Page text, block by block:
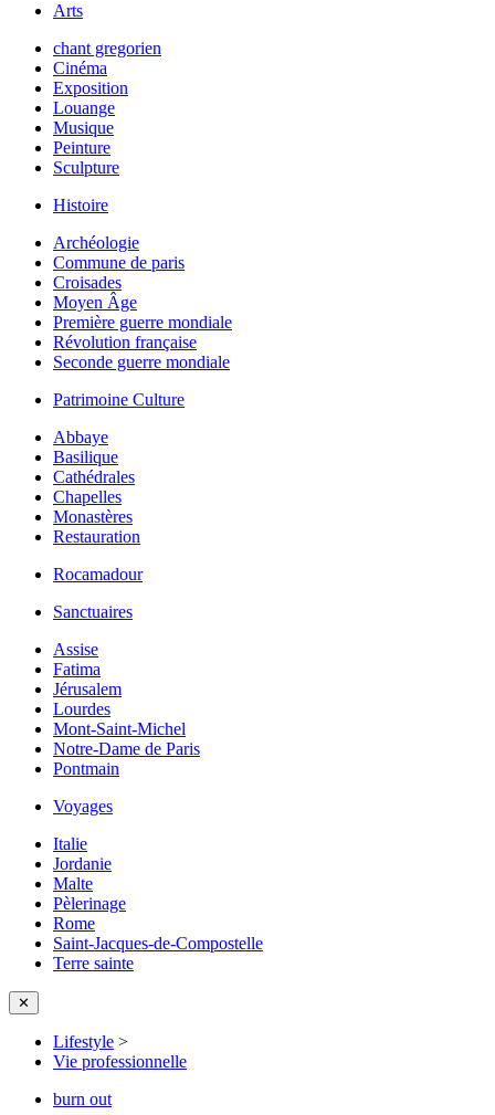
Arts
chant gregorien
Cinéma
Exposition
Louange
Musique
Peinture
Sculpture
Histoire
Archéologie
Commune de paris
Croisades
Moyen Âge
Première guerre mondiale
Révolution française
Seconde guerre mondiale
Patrimoine Culture
Abbaye
Basilique
Cathédrales
Chapelles
Monastères
Restauration
Rocamadour
Sanctuaires
Assise
Fatima
Jérusalem
Lourdes
Mont-Saint-Michel
Notre-Dame de Paris
Pontmain
Voyages
Italie
Jordanie
Malte
Pèlerinage
Rome
Saint-Jacques-de-Compostelle
Terre sainte
✕
Lifestyle >
Vie professionnelle
burn out